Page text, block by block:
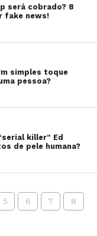
será cobrado? 8
fake news!
simples toque
pessoa?
killer” Ed
de pele humana?
5 6 7 8